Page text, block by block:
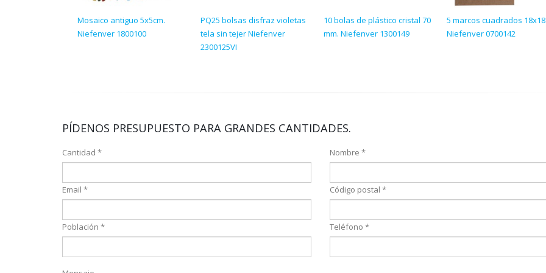
Mosaico antiguo 5x5cm.
Niefenver 1800100
PQ25 bolsas disfraz violetas
tela sin tejer Niefenver
2300125VI
10 bolas de plástico cristal 70
mm. Niefenver 1300149
5 marcos cuadrados 18x18
Niefenver 0700142
PÍDENOS PRESUPUESTO PARA GRANDES CANTIDADES.
Cantidad * Nombre *
Email * Código postal *
Población * Teléfono *